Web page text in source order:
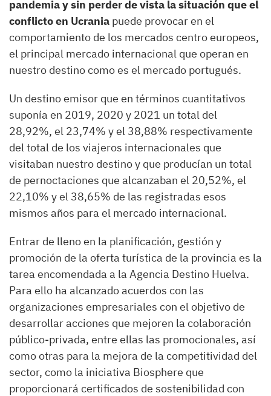
pandemia y sin perder de vista la situación que el
conflicto en Ucrania puede provocar en el
comportamiento de los mercados centro europeos,
el principal mercado internacional que operan en
nuestro destino como es el mercado portugués.
Un destino emisor que en términos cuantitativos
suponía en 2019, 2020 y 2021 un total del
28,92%, el 23,74% y el 38,88% respectivamente
del total de los viajeros internacionales que
visitaban nuestro destino y que producían un total
de pernoctaciones que alcanzaban el 20,52%, el
22,10% y el 38,65% de las registradas esos
mismos años para el mercado internacional.
Entrar de lleno en la planificación, gestión y
promoción de la oferta turística de la provincia es la
tarea encomendada a la Agencia Destino Huelva.
Para ello ha alcanzado acuerdos con las
organizaciones empresariales con el objetivo de
desarrollar acciones que mejoren la colaboración
público-privada, entre ellas las promocionales, así
como otras para la mejora de la competitividad del
sector, como la iniciativa Biosphere que
proporcionará certificados de sostenibilidad con